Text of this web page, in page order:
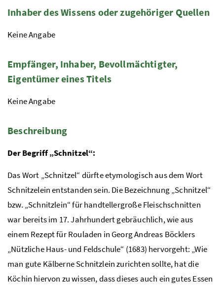
Inhaber des Wissens oder zugehöriger Quellen
Keine Angabe
Empfänger, Inhaber, Bevollmächtigter,
Eigentümer eines Titels
Keine Angabe
Beschreibung
Der Begriff „Schnitzel“:
Das Wort „Schnitzel“ dürfte etymologisch aus dem Wort
Schnitzelein entstanden sein. Die Bezeichnung „Schnitzel“
bzw. „Schnitzlein“ für handtellergroße Fleischschnitten
war bereits im 17. Jahrhundert gebräuchlich, wie aus
einem Rezept für Rouladen in Georg Andreas Böcklers
„Nützliche Haus- und Feldschule“ (1683) hervorgeht: „Wie
man gute Kälberne Schnitzlein zurichten sollte, hat die
Köchin hiervon zu wissen, dass dieses auch ein gutes Essen